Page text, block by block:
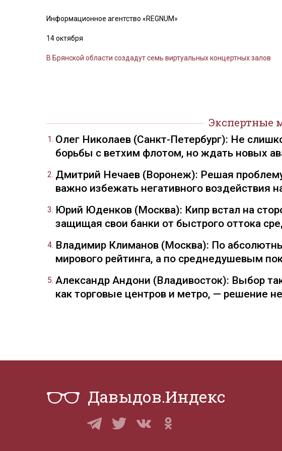
Информационное агентство «REGNUM»
14 октября
В Брянской области создадут семь виртуальных концертных залов
Экспертные
Олег Николаев (Санкт-Петербург): Не
борьбы с ветхим флотом, но ждать новых
Дмитрий Нечаев (Воронеж): Решая
важно избежать негативного воздействия
Юрий Юденков (Москва): Кипр встал на
защищая свои банки от быстрого оттока
Владимир Климанов (Москва): По
мирового рейтинга, а по среднедушевым
Александр Андони (Владивосток): Выбор
как торговые центров и метро, — решение
Давыдов.Индекс